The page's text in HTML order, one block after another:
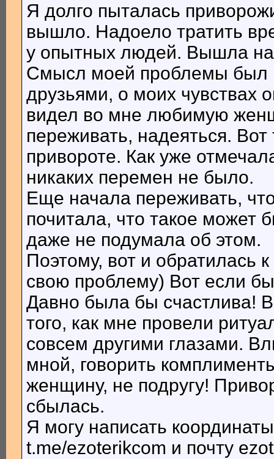
Я долго пыталась
вышло. Надоело тратить
у опытных людей. Вышла
Смысл моей проблемы был
друзьями, о моих чувствах
видел во мне любимую
переживать, надеяться.
привороте. Как уже
никаких перемен не было.
Еще начала переживать,
почитала, что такое может
даже не подумала об этом.
Поэтому, вот и обратилась
свою проблему) Вот если
Давно была бы счастлива!
того, как мне провели
совсем другими глазами.
мной, говорить
женщину, не подругу!
сбылась.
Я могу написать
t.me/ezoterikcom и почту